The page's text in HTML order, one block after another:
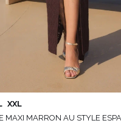
XXL
MAXI MARRON AU STYLE